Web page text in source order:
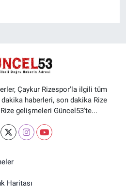
Çaykur Rizespor'la ilgili tüm
haberleri, son dakika Rize
gelişmeleri Güncel53'te...
Haritası